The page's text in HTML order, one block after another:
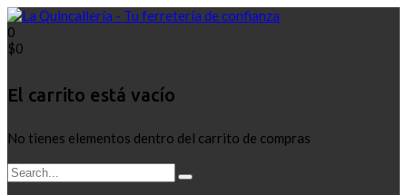
0
$0
El carrito está vacío
No tienes elementos dentro del carrito de compras